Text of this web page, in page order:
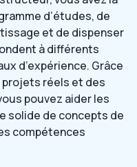
d’études, de
et de dispenser
à différents
d’expérience. Grâce
réels et des
pouvez aider les
solide de concepts de
compétences